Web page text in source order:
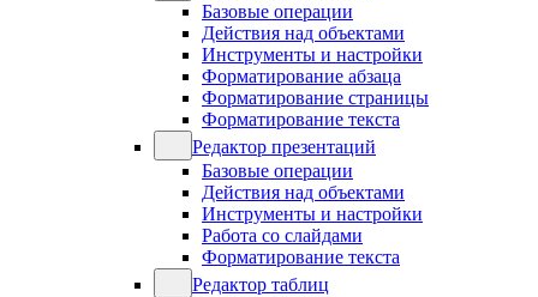
Базовые операции
Действия над объектами
Инструменты и настройки
Форматирование абзаца
Форматирование страницы
Форматирование текста
Редактор презентаций
Базовые операции
Действия над объектами
Инструменты и настройки
Работа со слайдами
Форматирование текста
Редактор таблиц